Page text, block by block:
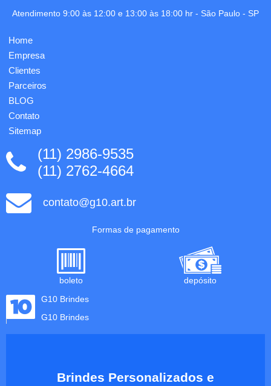
sistema
mover
para
cima/baixo
para
abrir/fechar),
pr...
total
Atendimento 9:00 às 12:00 e 13:00 às 18:00 hr - São Paulo - SP
Home
Empresa
Clientes
Parceiros
BLOG
Contato
Sitemap
(11) 2986-9535
(11) 2762-4664
contato@g10.art.br
Formas de pagamento
boleto
depósito
G10 Brindes
G10 Brindes
Brindes Personalizados e